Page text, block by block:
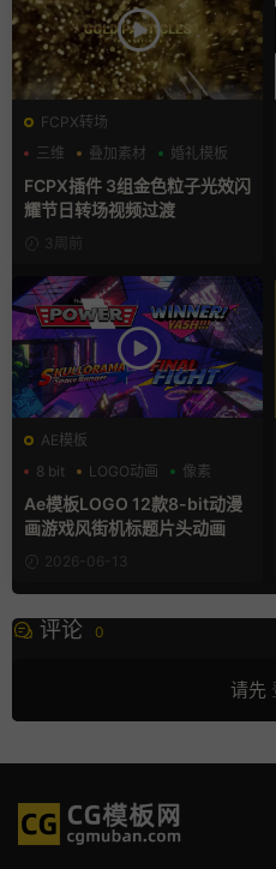
FCPX转场
三维
叠加素材 婚礼模板
FCPX插件 3组金色粒子光效闪
耀节日转场视频过渡
3周前
AE模板
8 bit
LOGO动画 像素
Ae模板LOGO 12款8-bit动漫
画游戏风街机标题片头动画
2026-06-13
评论 0
请先